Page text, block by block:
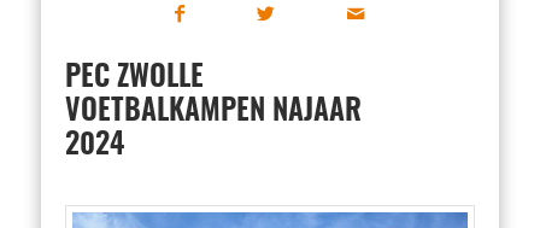
PEC ZWOLLE
VOETBALKAMPEN NAJAAR
2024